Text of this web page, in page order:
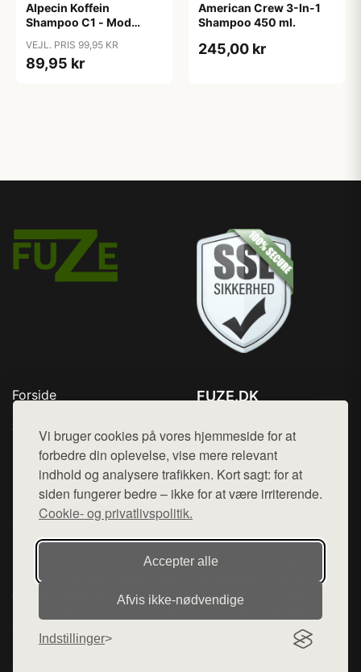
Vi bruger cookies på vores hjemmeside for at
forbedre din oplevelse, vise mere relevant
indhold og analysere trafikken. Kort sagt: for at
siden fungerer bedre – ikke for at være irriterende.
Cookie- og privatlivspolitik.
Accepter alle
Afvis ikke‑nødvendige
Indstillinger
Alpecin Koffein
Shampoo C1 - Mod
VEJL. PRIS 99,95 KR
89,95 kr
American Crew 3-In-1
Shampoo 450 ml.
245,00 kr
Forside
Top Rabatter
Kontakt
FUZE.DK
Mail: hej@want.dk
Cookie- og privatlivspolitik
Denne side er en del af want.dk, der udgiver en række
hjemmesider med præsentation af forskellige produkter fra
diverse webshops. Der sælges ikke varer fra denne side - vi
henviser til de shops, som sælger varen. Vi har heller ikke
varerne på lager.